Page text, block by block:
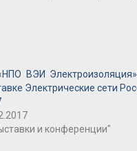
ВЭИ
Электрические сети
и конференции"